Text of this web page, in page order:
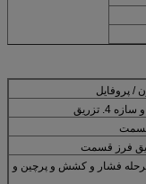
4. تزریق
مرحله فشار و کشش و پرچین و